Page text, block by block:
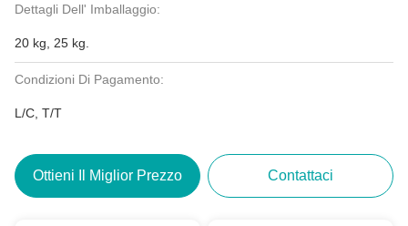
Dettagli Dell' Imballaggio:
20 kg, 25 kg.
Condizioni Di Pagamento:
L/C, T/T
Ottieni Il Miglior Prezzo Contattaci